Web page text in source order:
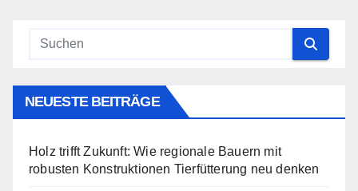
NEUESTE BEITRÄGE
Holz trifft Zukunft: Wie regionale Bauern mit
robusten Konstruktionen Tierfütterung neu denken